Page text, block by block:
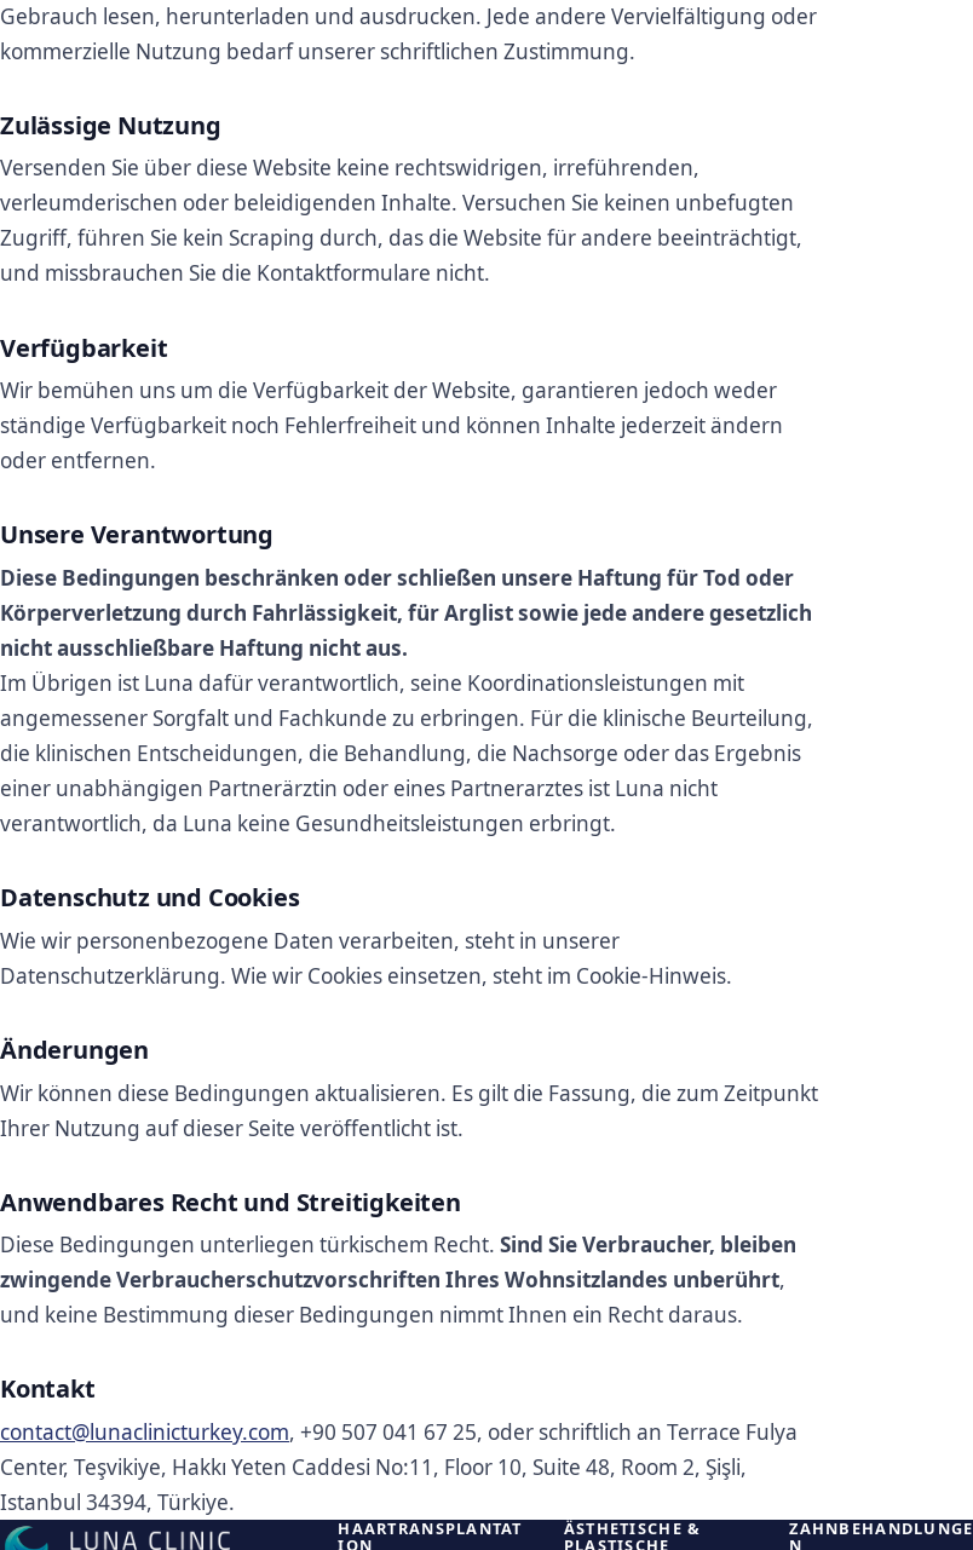
Gebrauch lesen, herunterladen und ausdrucken. Jede andere Vervielfältigung oder
kommerzielle Nutzung bedarf unserer schriftlichen Zustimmung.
Zulässige Nutzung
Versenden Sie über diese Website keine rechtswidrigen, irreführenden,
verleumderischen oder beleidigenden Inhalte. Versuchen Sie keinen unbefugten
Zugriff, führen Sie kein Scraping durch, das die Website für andere beeinträchtigt,
und missbrauchen Sie die Kontaktformulare nicht.
Verfügbarkeit
Wir bemühen uns um die Verfügbarkeit der Website, garantieren jedoch weder
ständige Verfügbarkeit noch Fehlerfreiheit und können Inhalte jederzeit ändern
oder entfernen.
Unsere Verantwortung
Diese Bedingungen beschränken oder schließen unsere Haftung für Tod oder
Körperverletzung durch Fahrlässigkeit, für Arglist sowie jede andere gesetzlich
nicht ausschließbare Haftung nicht aus.
Im Übrigen ist Luna dafür verantwortlich, seine Koordinationsleistungen mit
angemessener Sorgfalt und Fachkunde zu erbringen. Für die klinische Beurteilung,
die klinischen Entscheidungen, die Behandlung, die Nachsorge oder das Ergebnis
einer unabhängigen Partnerärztin oder eines Partnerarztes ist Luna nicht
verantwortlich, da Luna keine Gesundheitsleistungen erbringt.
Datenschutz und Cookies
Wie wir personenbezogene Daten verarbeiten, steht in unserer
Datenschutzerklärung. Wie wir Cookies einsetzen, steht im Cookie-Hinweis.
Änderungen
Wir können diese Bedingungen aktualisieren. Es gilt die Fassung, die zum Zeitpunkt
Ihrer Nutzung auf dieser Seite veröffentlicht ist.
Anwendbares Recht und Streitigkeiten
Diese Bedingungen unterliegen türkischem Recht. Sind Sie Verbraucher, bleiben
zwingende Verbraucherschutzvorschriften Ihres Wohnsitzlandes unberührt,
und keine Bestimmung dieser Bedingungen nimmt Ihnen ein Recht daraus.
Kontakt
contact@lunaclinicturkey.com, +90 507 041 67 25, oder schriftlich an Terrace Fulya
Center, Teşvikiye, Hakkı Yeten Caddesi No:11, Floor 10, Suite 48, Room 2, Şişli,
Istanbul 34394, Türkiye.
HAARTRANSPLANTAT
ION
ÄSTHETISCHE &
PLASTISCHE
ZAHNBEHANDLUNGE
N